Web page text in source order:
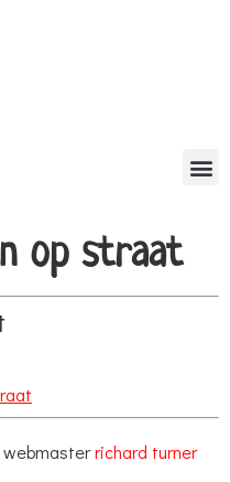
op straat
webmasterrichard turner